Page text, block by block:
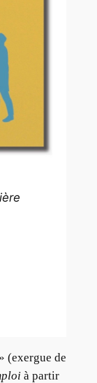
(exergue de
à partir